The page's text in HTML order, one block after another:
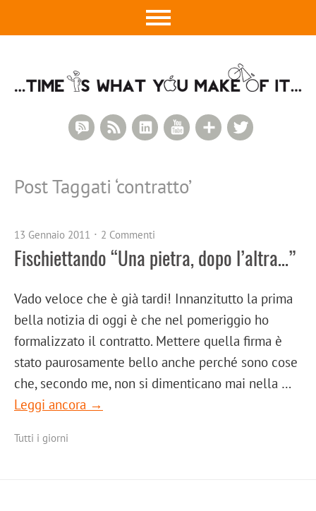
Google+
YouTube
LinkedIn
RSS Feed
RSS Comments
Post Taggati ‘contratto’
13 Gennaio 2011 2 Commenti
Fischiettando “Una pietra, dopo l’altra…”
Vado veloce che è già tardi! Innanzitutto la prima
bella notizia di oggi è che nel pomeriggio ho
formalizzato il contratto. Mettere quella firma è
stato paurosamente bello anche perché sono cose
che, secondo me, non si dimenticano mai nella …
Leggi ancora →
Tutti i giorni